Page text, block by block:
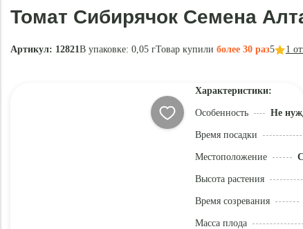
Томат Сибирячок Семена
Артикул: 12821В упаковке: 0,05 гТовар купили более 30 раз5 1
Характеристики:
Особенность Не
Время посадки
Местоположение
Высота растения
Время созревания
Масса плода